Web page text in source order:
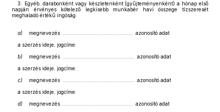
3. Egyéb, darabonként vagy készletenként (gyűjteményenként) a hónap első
napján érvényes kötelező legkisebb munkabér havi összege tízszeresét
meghaladó értékű ingóság:
a) megnevezés ................................................ azonosító adat
a szerzés ideje, jogcíme:
b) megnevezés ................................................. azonosító adat
a szerzés ideje, jogcíme:
c) megnevezés ................................................. azonosító adat
a szerzés ideje, jogcíme:
d) megnevezés ................................................ azonosító adat